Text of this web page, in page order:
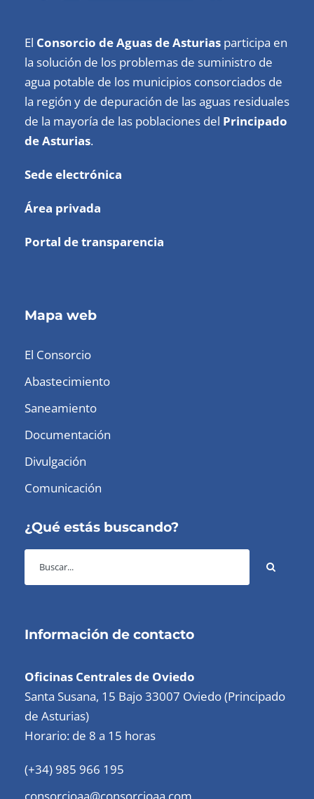
El Consorcio de Aguas de Asturias participa en
la solución de los problemas de suministro de
agua potable de los municipios consorciados de
la región y de depuración de las aguas residuales
de la mayoría de las poblaciones del Principado
de Asturias.
Sede electrónica
Área privada
Portal de transparencia
Mapa web
El Consorcio
Abastecimiento
Saneamiento
Documentación
Divulgación
Comunicación
¿Qué estás buscando?
Información de contacto
Oficinas Centrales de Oviedo
Santa Susana, 15 Bajo 33007 Oviedo (Principado
de Asturias)
Horario: de 8 a 15 horas
(+34) 985 966 195
consorcioaa@consorcioaa.com